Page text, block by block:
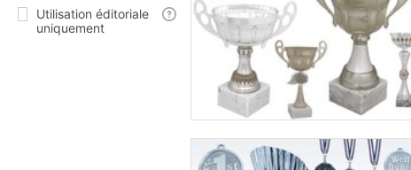
Utilisation éditoriale
uniquement